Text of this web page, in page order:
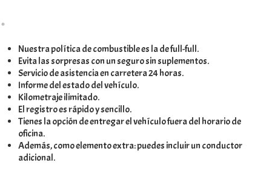
Nuestra política de combustible es la de full-full.
Evita las sorpresas con un seguro sin suplementos.
Servicio de asistencia en carretera 24 horas.
Informe del estado del vehículo.
Kilometraje ilimitado.
El registro es rápido y sencillo.
Tienes la opción de entregar el vehículo fuera del horario de
oficina.
Además, como elemento extra: puedes incluir un conductor
adicional.